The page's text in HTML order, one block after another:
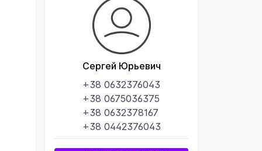
Сергей Юрьевич
+38 0632376043
+38 0675036375
+38 0632378167
+38 0442376043